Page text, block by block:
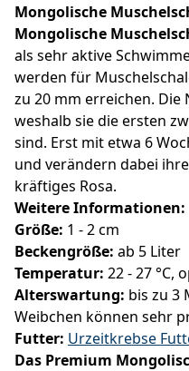
Mongolische
Mongolische
als sehr aktive
werden für
zu 20 mm erreichen. Die
weshalb sie die ersten
sind. Erst mit etwa 6
und verändern dabei
kräftiges Rosa.
Weitere Informationen:
Größe: 1 - 2 cm
Beckengröße: ab 5 Liter
Temperatur: 22 - 27 °C,
Alterswartung: bis zu 3
Weibchen können sehr
Futter: Urzeitkrebse
Das Premium